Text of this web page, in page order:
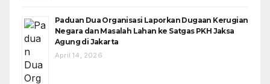
Paduan Dua Organisasi Laporkan Dugaan Kerugian
Negara dan Masalah Lahan ke Satgas PKH Jaksa
Agung di Jakarta
April 14, 2026